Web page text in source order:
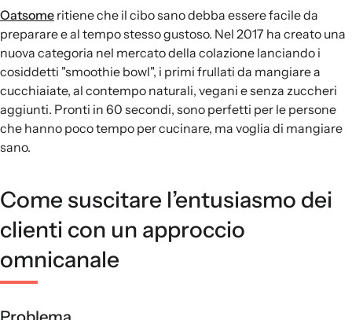
Oatsome ritiene che il cibo sano debba essere facile da
preparare e al tempo stesso gustoso. Nel 2017 ha creato una
nuova categoria nel mercato della colazione lanciando i
cosiddetti "smoothie bowl", i primi frullati da mangiare a
cucchiaiate, al contempo naturali, vegani e senza zuccheri
aggiunti. Pronti in 60 secondi, sono perfetti per le persone
che hanno poco tempo per cucinare, ma voglia di mangiare
sano.
Come suscitare l’entusiasmo dei
clienti con un approccio
omnicanale